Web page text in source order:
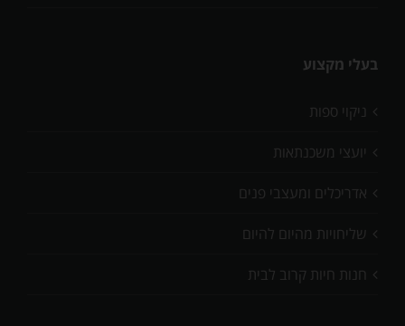
בעלי מקצוע
ניקוי ספות
יועצי משכנתאות
אדריכלים ומעצבי פנים
שליחויות מהיום להיום
חנות חיות קרוב לבית